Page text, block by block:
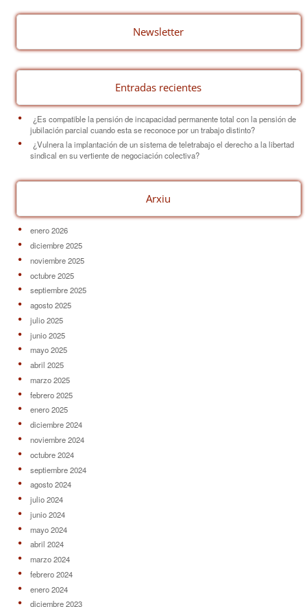
o
k
tir
Newsletter
Entradas recientes
¿Es compatible la pensión de incapacidad permanente total con la pensión de
jubilación parcial cuando esta se reconoce por un trabajo distinto?
¿Vulnera la implantación de un sistema de teletrabajo el derecho a la libertad
sindical en su vertiente de negociación colectiva?
Arxiu
enero 2026
diciembre 2025
noviembre 2025
octubre 2025
septiembre 2025
agosto 2025
julio 2025
junio 2025
mayo 2025
abril 2025
marzo 2025
febrero 2025
enero 2025
diciembre 2024
noviembre 2024
octubre 2024
septiembre 2024
agosto 2024
julio 2024
junio 2024
mayo 2024
abril 2024
marzo 2024
febrero 2024
enero 2024
diciembre 2023